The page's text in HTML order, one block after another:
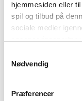
hjemmesiden eller
spil og tilbud på
sociale medier
Du kan læse mere
"Detaljer" eller ved
Nødvendig
Præferencer